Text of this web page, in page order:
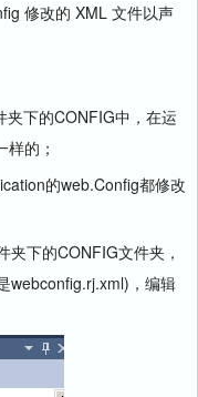
修改的 XML 文件以声
下的CONFIG中，在运
的；
的web.Config都修改
下的CONFIG文件夹，
webconfig.rj.xml)，编辑